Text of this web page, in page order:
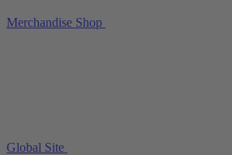
Merchandise Shop
Global Site